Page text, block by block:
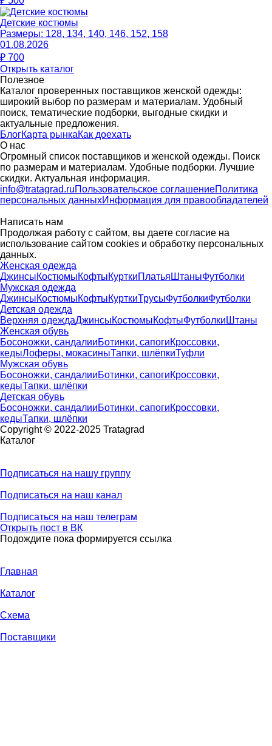
Детские костюмы
Размеры: 128, 134, 140, 146, 152, 158
01.08.2026
₽ 700
Открыть каталог
Полезное
Каталог проверенных поставщиков женской одежды:
широкий выбор по размерам и материалам. Удобный
поиск, тематические подборки, выгодные скидки и
актуальные предложения.
БлогКарта рынкаКак доехать
О нас
Огромный список поставщиков и женской одежды. Поиск
по размерам и материалам. Удобные подборки. Лучшие
скидки. Актуальная информация.
info@tratagrad.ruПользовательское соглашениеПолитика
персональных данныхИнформация для правообладателей
Написать нам
Продолжая работу с сайтом, вы даете согласие на
использование сайтом cookies и обработку персональных
данных.
Женская одежда
ДжинсыКостюмыКофтыКурткиПлатья ШтаныФутболки
Мужская одежда
ДжинсыКостюмыКофтыКурткиТрусыФутболкиФутболки
Детская одежда
Верхняя одеждаДжинсыКостюмыКофтыФутболки Штаны
Женская обувь
Босоножки, сандалииБотинки, сапогиКроссовки,
кедыЛоферы, мокасиныТапки, шлёпкиТуфли
Мужская обувь
Босоножки, сандалииБотинки, сапогиКроссовки,
кедыТапки, шлёпки
Детская обувь
Босоножки, сандалииБотинки, сапогиКроссовки,
кедыТапки, шлёпки
Copyright © 2022-2025 Tratagrad
Каталог
Подписаться на нашу группу
Подписаться на наш канал
Подписаться на наш телеграм
Открыть пост в ВК
Подождите пока формируется ссылка
Главная
Каталог
Схема
Поставщики